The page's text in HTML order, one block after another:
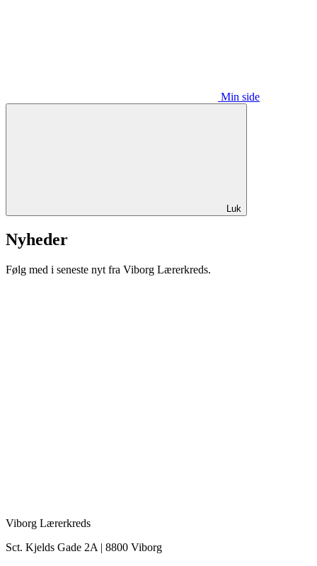
Min side
Luk
Nyheder
Følg med i seneste nyt fra Viborg Lærerkreds.
Viborg Lærerkreds
Sct. Kjelds Gade 2A | 8800 Viborg